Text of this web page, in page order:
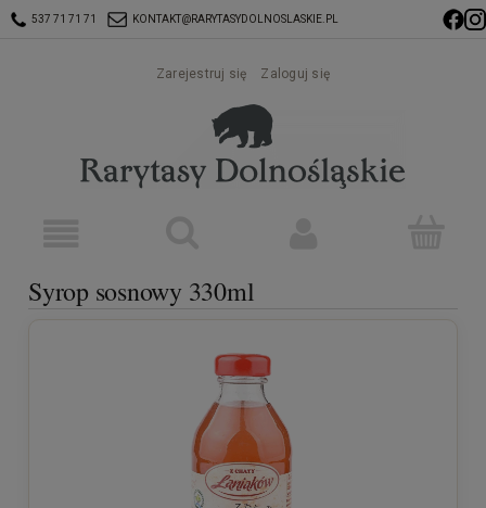
537 71 71 71 KONTAKT@RARYTASYDOLNOSLASKIE.PL
Zarejestruj się Zaloguj się
Syrop sosnowy 330ml